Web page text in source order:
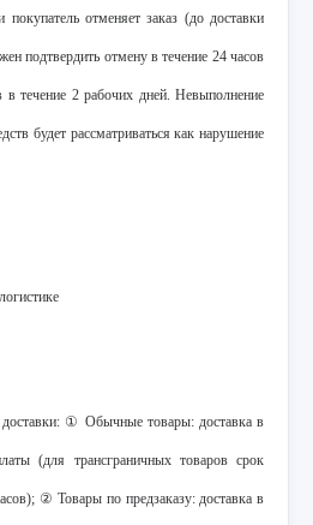
покупатель отменяет заказ (до доставки
подтвердить отмену в течение 24 часов
в течение 2 рабочих дней. Невыполнение
будет рассматриваться как нарушение
доставки: ① Обычные товары: доставка в
(для трансграничных товаров срок
② Товары по предзаказу: доставка в